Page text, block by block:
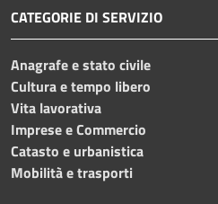
CATEGORIE DI SERVIZIO
Anagrafe e stato civile
Cultura e tempo libero
Vita lavorativa
Imprese e Commercio
Catasto e urbanistica
Mobilità e trasporti